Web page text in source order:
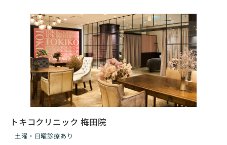
トキコクリニック 梅田院
土曜・日曜診療あり